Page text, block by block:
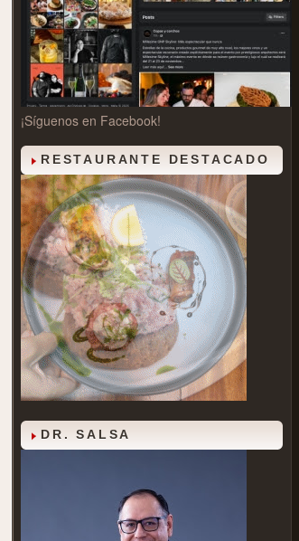
¡Síguenos en Facebook!
RESTAURANTE DESTACADO
DR. SALSA